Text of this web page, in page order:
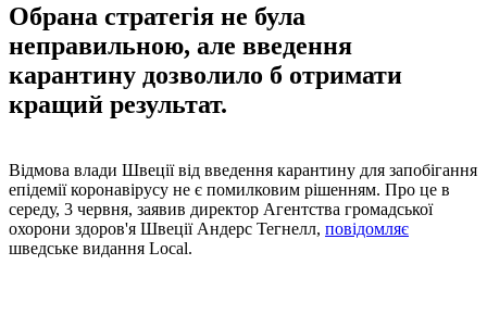
Обрана стратегія не була
неправильною, але введення
карантину дозволило б отримати
кращий результат.
Відмова влади Швеції від введення карантину для запобігання
епідемії коронавірусу не є помилковим рішенням. Про це в
середу, 3 червня, заявив директор Агентства громадської
охорони здоров'я Швеції Андерс Тегнелл, повідомляє
шведське видання Local.